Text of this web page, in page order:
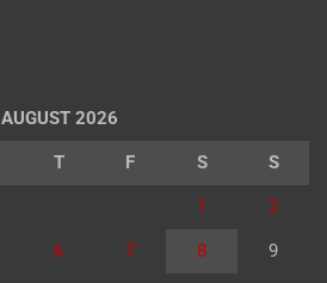
AUGUST 2026
T F S S
1 2
6 7 8 9